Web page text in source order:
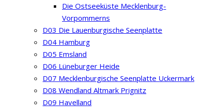
Die Ostseeküste Mecklenburg-
Vorpommerns
D03 Die Lauenburgische Seenplatte
D04 Hamburg
D05 Emsland
D06 Lüneburger Heide
D07 Mecklenburgische Seenplatte Uckermark
D08 Wendland Altmark Prignitz
D09 Havelland